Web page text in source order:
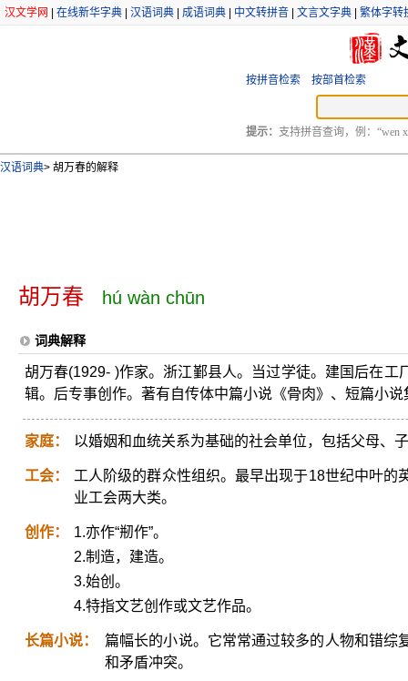
汉文学网 在线新华字典 汉语词典 成语词典 中文转拼音 文言文字典 繁体字转
按拼音检索 按部首检索
提示： 支持拼音查询，例：“wen
汉语词典> 胡万春的解释
胡万春 hú wàn chūn
词典解释
胡万春(1929- )作家。浙江鄞县人。当过学徒。建国后在
辑。后专事创作。著有自传体中篇小说《骨肉》、短篇小
家庭： 以婚姻和血统关系为基础的社会单位，包括父母、
工会：
工人阶级的群众性组织。最早出现于18世纪中叶
业工会两大类。
创作：
1.亦作“剏作”。
2.制造，建造。
3.始创。
4.特指文艺创作或文艺作品。
长篇小说：
篇幅长的小说。它常常通过较多的人物和错综
和矛盾冲突。